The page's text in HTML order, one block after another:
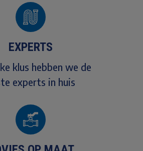
EXPERTS
klus hebben we de
experts in huis